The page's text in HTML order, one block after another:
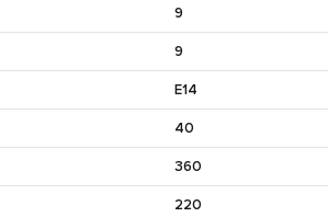
9
9
E14
40
360
220